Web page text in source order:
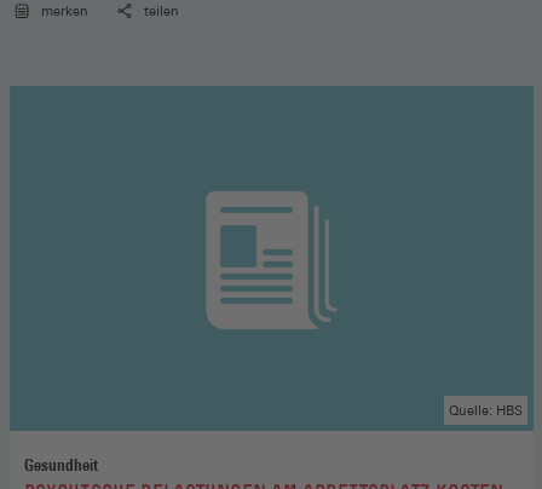
merken teilen
Gesundheit
Quelle: HBS